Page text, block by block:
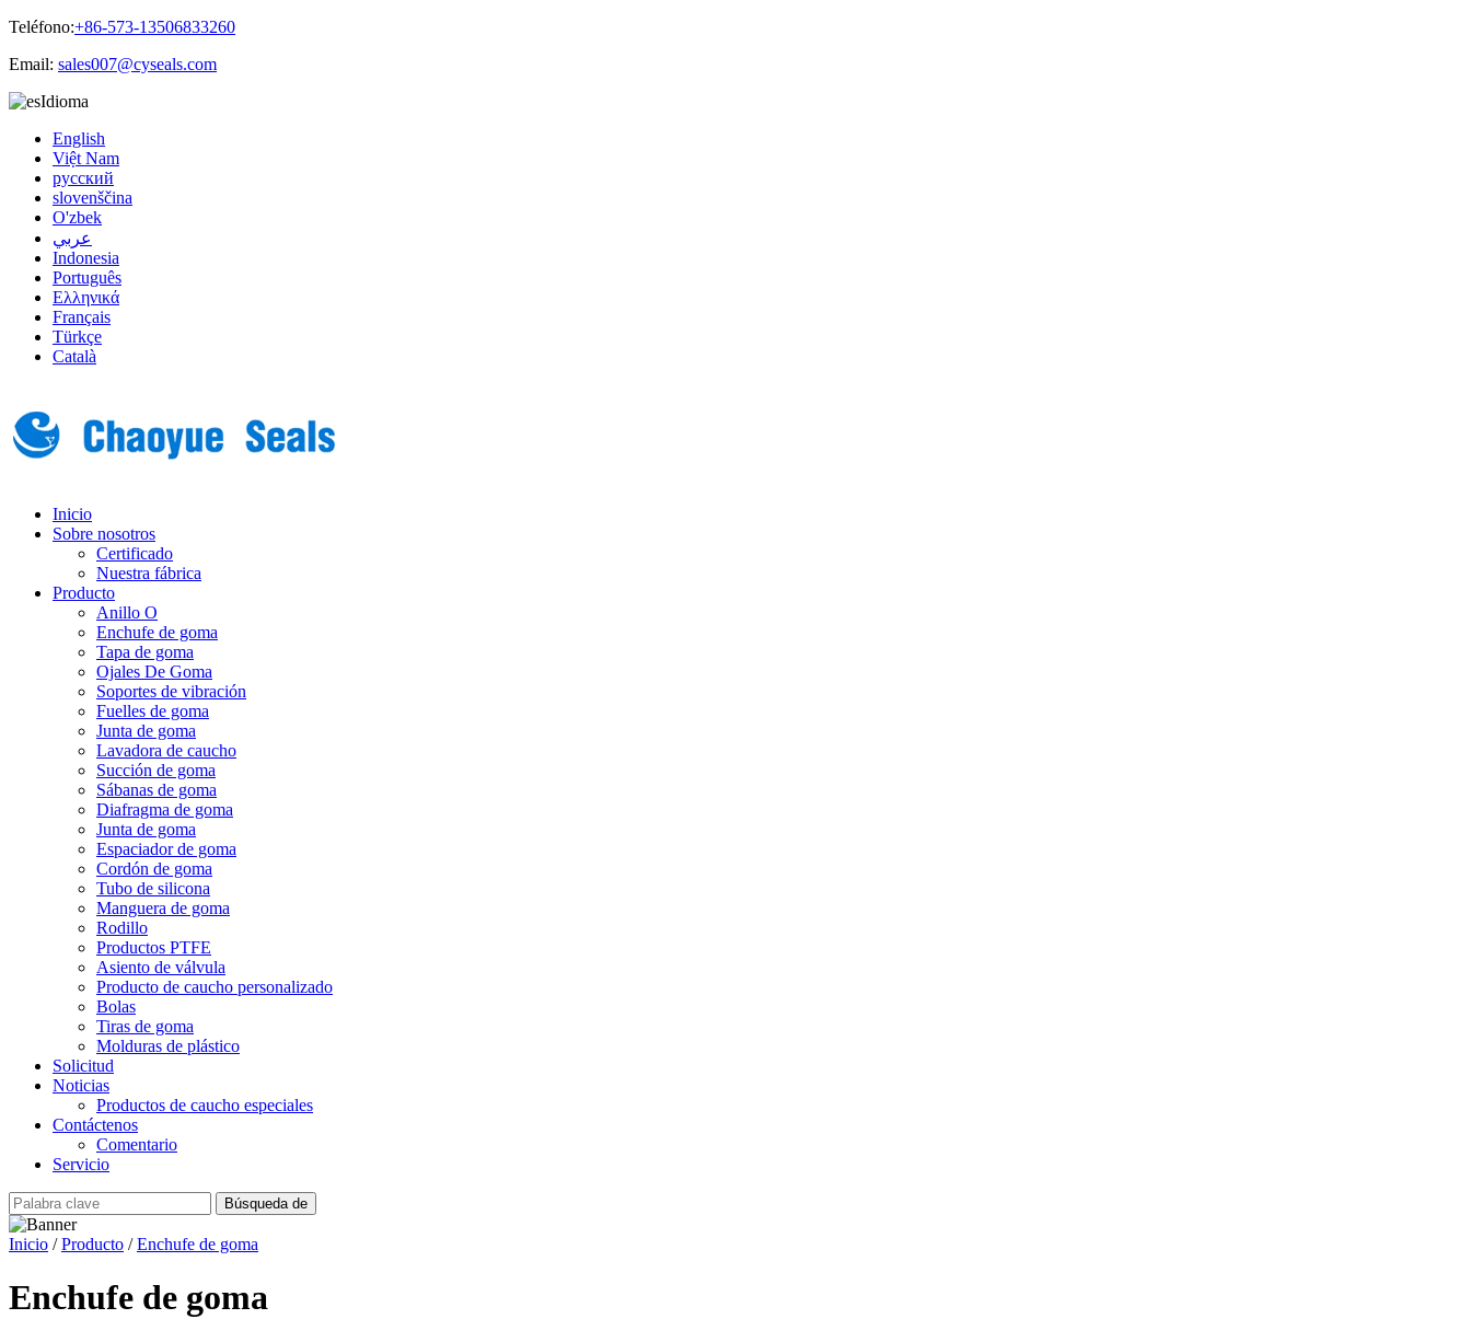
Teléfono:+86-573-13506833260
Email: sales007@cyseals.com
Idioma
English
Việt Nam
русский
slovenščina
O'zbek
عربي
Indonesia
Português
Ελληνικά
Français
Türkçe
Català
Inicio
Sobre nosotros
Certificado
Nuestra fábrica
Producto
Anillo O
Enchufe de goma
Tapa de goma
Ojales De Goma
Soportes de vibración
Fuelles de goma
Junta de goma
Lavadora de caucho
Succión de goma
Sábanas de goma
Diafragma de goma
Junta de goma
Espaciador de goma
Cordón de goma
Tubo de silicona
Manguera de goma
Rodillo
Productos PTFE
Asiento de válvula
Producto de caucho personalizado
Bolas
Tiras de goma
Molduras de plástico
Solicitud
Noticias
Productos de caucho especiales
Contáctenos
Comentario
Servicio
Inicio /Producto /Enchufe de goma
Enchufe de goma